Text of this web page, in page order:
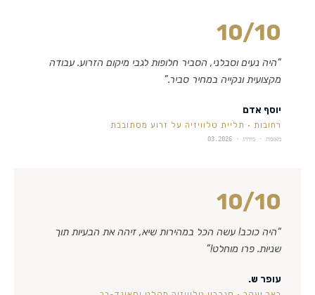
10/10
“היה נעים וסבלני, הסביר חלופות לגבי מיקום הזרוע. עבודה
מקצועית ונקייה במחיר סביר.”
יוסף אדם
רחובות · תליית טלוויזיה על זרוע מסתובבת
מאומת · מידרג · 03.2026
10/10
“היה כוכב! עשה הכל במהירות שיא, זיהה את הבעיות תוך
שניות. פרו מוחלט!”
עופר ש.